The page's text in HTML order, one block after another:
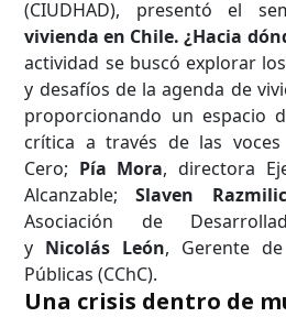
(CIUDHAD), presentó el
vivienda en Chile. ¿Hacia
actividad se buscó explorar
y desafíos de la agenda de
proporcionando un espacio
crítica a través de las
Cero; Pía Mora, directora
Alcanzable;Slaven Razmilic
Asociación de
y Nicolás León, Gerente
Públicas (CChC).
Una crisis dentro de